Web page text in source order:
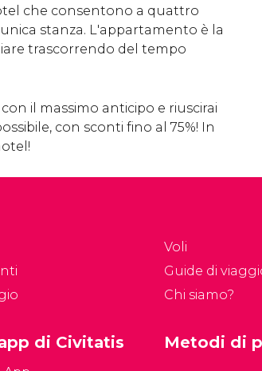
che consentono a quattro
stanza. L'appartamento è la
trascorrendo del tempo
il massimo anticipo e riuscirai
con sconti fino al 75%! In
Voli
Guide di
Chi siamo?
di Civitatis Metodi di